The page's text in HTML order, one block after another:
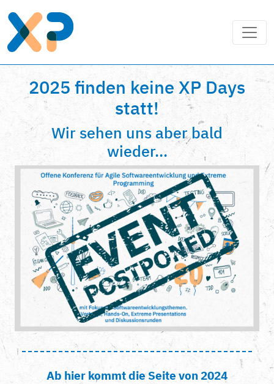
2025 finden keine XP Days
statt!
Wir sehen uns aber bald
wieder...
Ab hier kommt die Seite von 2024